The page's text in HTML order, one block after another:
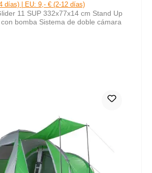
días) | EU: 9,- € (2-12 días)
11 SUP 332x77x14 cm Stand Up
bomba Sistema de doble cámara